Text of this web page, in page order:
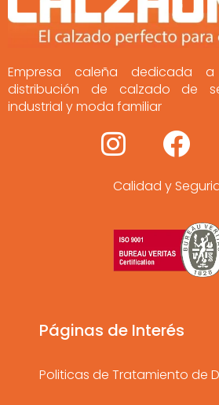
Empresa caleña dedicada
distribución de calzado de
industrial y moda familiar
I
n
s
t
a
g
a
m
F
a
c
e
b
o
k
Calidad y
Páginas de Interés
Politicas de Tratamiento de